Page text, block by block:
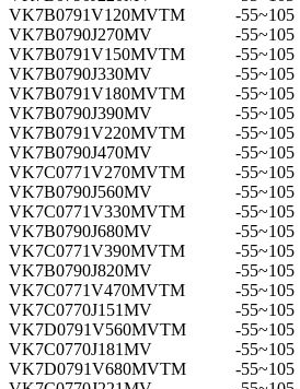
VK7B0791V120MVTM
-55~105
VK7B0790J270MV
-55~105
VK7B0791V150MVTM
-55~105
VK7B0790J330MV
-55~105
VK7B0791V180MVTM
-55~105
VK7B0790J390MV
-55~105
VK7B0791V220MVTM
-55~105
VK7B0790J470MV
-55~105
VK7C0771V270MVTM
-55~105
VK7B0790J560MV
-55~105
VK7C0771V330MVTM
-55~105
VK7B0790J680MV
-55~105
VK7C0771V390MVTM
-55~105
VK7B0790J820MV
-55~105
VK7C0771V470MVTM
-55~105
VK7C0770J151MV
-55~105
VK7D0791V560MVTM
-55~105
VK7C0770J181MV
-55~105
VK7D0791V680MVTM
-55~105